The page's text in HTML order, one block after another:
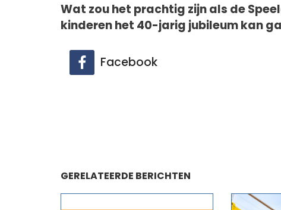
Wat zou het prachtig zijn als de
kinderen het 40-jarig jubileum kan
Facebook
GERELATEERDE BERICHTEN